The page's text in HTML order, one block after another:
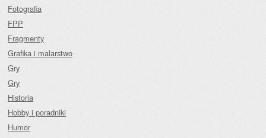
Fotografia
FPP
Fragmenty
Grafika i malarstwo
Gry
Gry
Historia
Hobby i poradniki
Humor